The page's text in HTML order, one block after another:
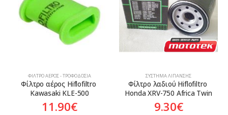
ΦΊΛΤΡΟ ΑΈΡΟΣ - ΤΡΟΦΟΔΟΣΊΑ
Φίλτρο αέρος Hiflofiltro
Kawasaki KLE-500
11.90€
ΣΎΣΤΗΜΑ ΛΊΠΑΝΣΗΣ
Φίλτρο λαδιού Hiflofiltro
Honda XRV-750 Africa Twin
9.30€